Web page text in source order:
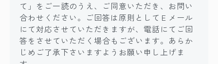
て」をご一読のうえ、ご同意いただき、お問い
合わせください。ご回答は原則としてＥメール
にて対応させていただきますが、電話にてご回
答をさせていただく場合もございます。あらか
じめご了承下さいますようお願い申し上げま